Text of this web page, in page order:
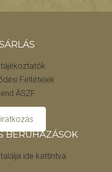
Feltételek
ÁSZF
BERUHÁZÁSOK
ide kattintva.